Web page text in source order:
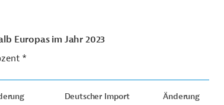
Europas im Jahr 2023
*
Deutscher Import Änderung